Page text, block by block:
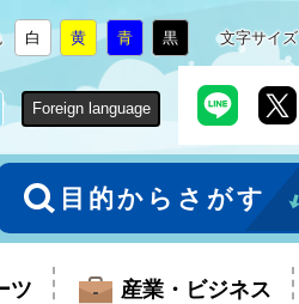
背
景
色
を
白
に
更
背
色
を
黄
に
更
背
色
を
青
に
更
背
景
黒
に
変
文字サイズ
Foreign language
目的からさがす
ツ 産業・ビジネス